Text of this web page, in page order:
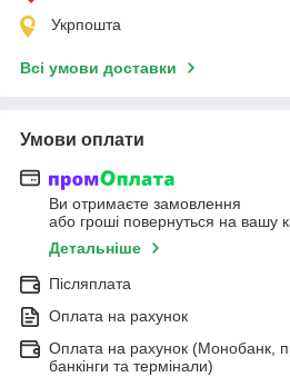
Укрпошта
Всі умови доставки
Умови оплати
Ви отримаєте замовлення
або гроші повернуться на вашу
Детальніше
Післяплата
Оплата на рахунок
Оплата на рахунок (Монобанк,
банкінги та термінали)